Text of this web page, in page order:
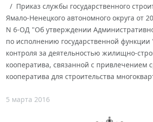
Приказ службы государственного
Ямало-Ненецкого автономного округа от
N 6-ОД "Об утверждении
по исполнению государственной
контроля за деятельностью жилищно-
кооператива, связанной с привлечением
кооператива для строительства
5 марта 2016